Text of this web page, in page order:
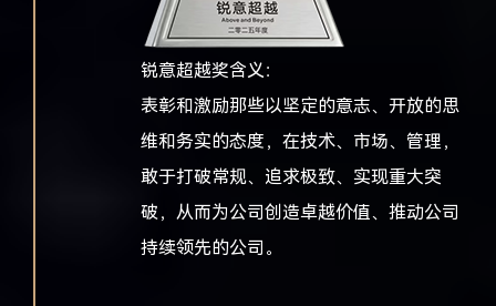
锐意超越奖含义：
表彰和激励那些以坚定的意志、开放的思
维和务实的态度，在技术、市场、管理，
敢于打破常规、追求极致、实现重大突
破，从而为公司创造卓越价值、推动公司
持续领先的公司。